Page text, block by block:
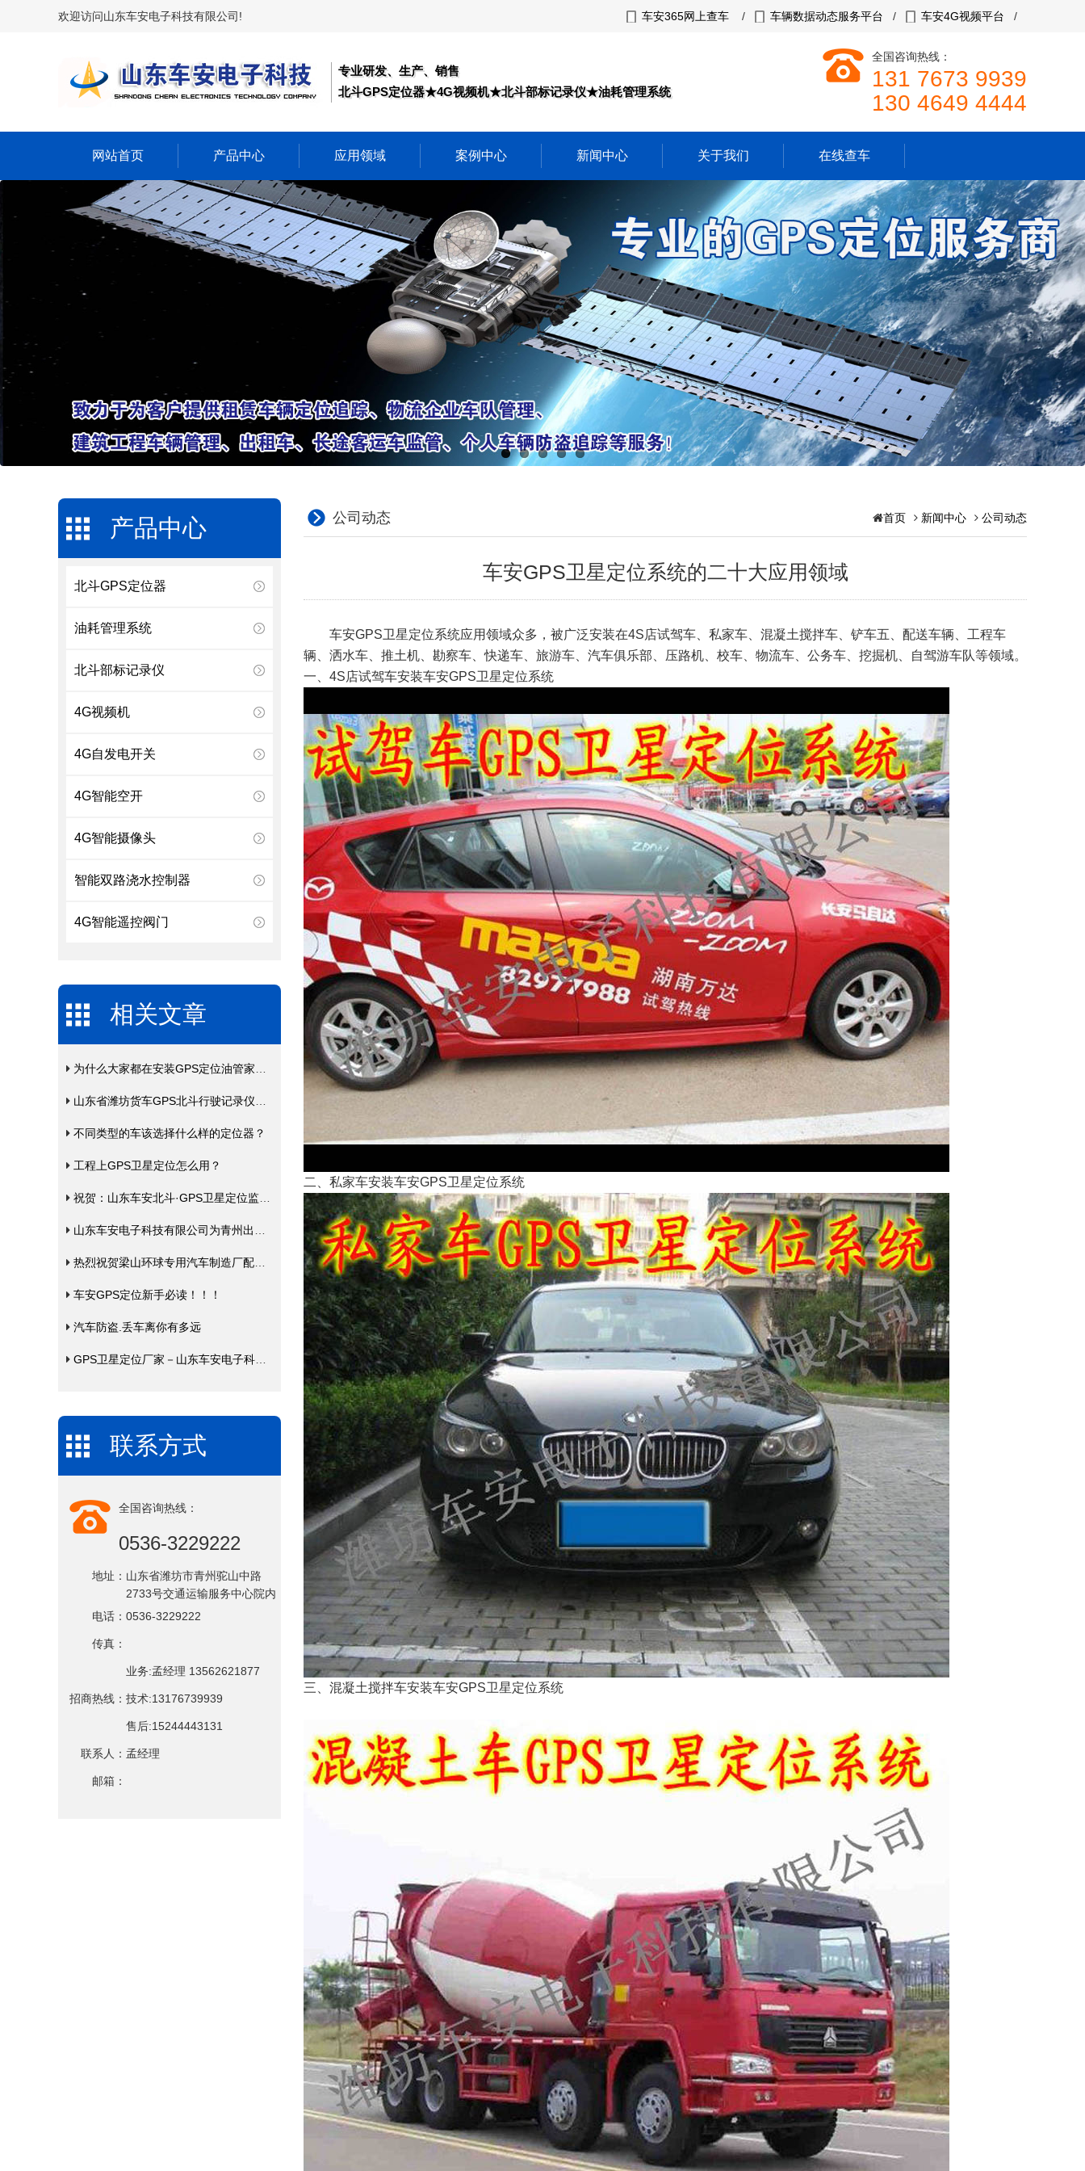
欢迎访问山东车安电子科技有限公司! 车安365网上查车 / 车辆数据动态服务平台 / 车安4G视频平台 /
专业研发、生产、销售
北斗GPS定位器★4G视频机★北斗部标记录仪★油耗管理系统
全国咨询热线：
131 7673 9939
130 4649 4444
网站首页 产品中心 应用领域 案例中心 新闻中心 关于我们 在线查车
产品中心
北斗GPS定位器
油耗管理系统
北斗部标记录仪
4G视频机
4G自发电开关
4G智能空开
4G智能摄像头
智能双路浇水控制器
4G智能遥控阀门
相关文章
为什么大家都在安装GPS定位油管家呢？
山东省潍坊货车GPS北斗行驶记录仪年费入网缴费
不同类型的车该选择什么样的定位器？
工程上GPS卫星定位怎么用？
祝贺：山东车安北斗·GPS卫星定位监控中心成为《中国一键》全国战略合作伙伴。
山东车安电子科技有限公司为青州出租车免费安装北斗GPS定位+LED显示屏
热烈祝贺梁山环球专用汽车制造厂配套使用车安GPS卫星定位系统
车安GPS定位新手必读！！！
汽车防盗.丢车离你有多远
GPS卫星定位厂家－山东车安电子科技教您几招防盗招术
联系方式
全国咨询热线：
0536-3229222
地址： 山东省潍坊市青州驼山中路
2733号交通运输服务中心院内
电话： 0536-3229222
传真：
招商热线：
业务:孟经理 13562621877
技术:13176739939
售后:15244443131
联系人： 孟经理
邮箱：
公司动态 首页 新闻中心 公司动态
车安GPS卫星定位系统的二十大应用领域
车安GPS卫星定位系统应用领域众多，被广泛安装在4S店试驾车、私家车、混凝土搅拌车、铲车五、配送车辆、工程车
辆、洒水车、推土机、勘察车、快递车、旅游车、汽车俱乐部、压路机、校车、物流车、公务车、挖掘机、自驾游车队等领域。
一、4S店试驾车安装车安GPS卫星定位系统
二、私家车安装车安GPS卫星定位系统
三、混凝土搅拌车安装车安GPS卫星定位系统